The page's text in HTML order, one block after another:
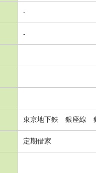
-
-
東京地下鉄 銀座線
定期借家